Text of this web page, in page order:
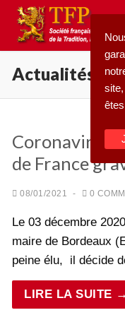
Aller
contenu
Qu’est-ce que la TFP
Action
Blog
Médiathèque
Actualités
Coronavirus :
de France
08/01/2021 - 0
Le 03 décembre
maire de Bordeaux
peine élu, il décide
LIRE LA SUITE →